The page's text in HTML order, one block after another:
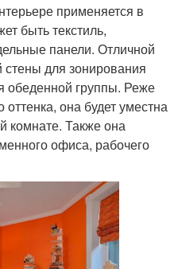
применяется в
быть текстиль,
панели. Отличной
стены для зонирования
обеденной группы. Реже
она будет уместна
комнате. Также она
офиса, рабочего